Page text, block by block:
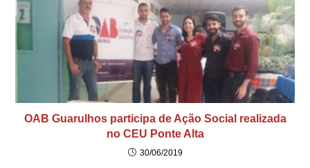
OAB Guarulhos participa de Ação Social realizada
no CEU Ponte Alta
30/06/2019